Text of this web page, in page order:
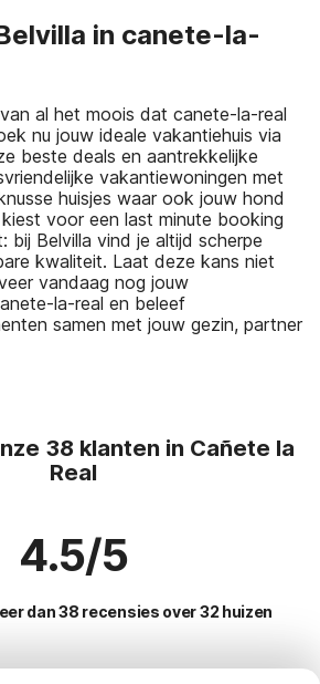
in canete-la-
al het moois dat canete-la-real
nu jouw ideale vakantiehuis via
beste deals en aantrekkelijke
vakantiewoningen met
huisjes waar ook jouw hond
voor een last minute booking
bij Belvilla vind je altijd scherpe
kwaliteit. Laat deze kans niet
vandaag nog jouw
la-real en beleef
samen met jouw gezin, partner
38 klanten in Cañete la
Real
4.5/5
dan 38 recensies over 32 huizen